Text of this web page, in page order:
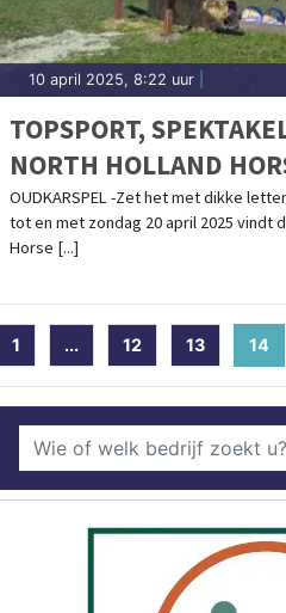
10 april 2025, 8:22 uur
TOPSPORT,
NORTH HOLLAND
10E EDITIE GROTER
OUDKARSPEL -Zet het met dikke
tot en met zondag 20 april 2025 vindt
Horse [...]
1 ... 12 13 14